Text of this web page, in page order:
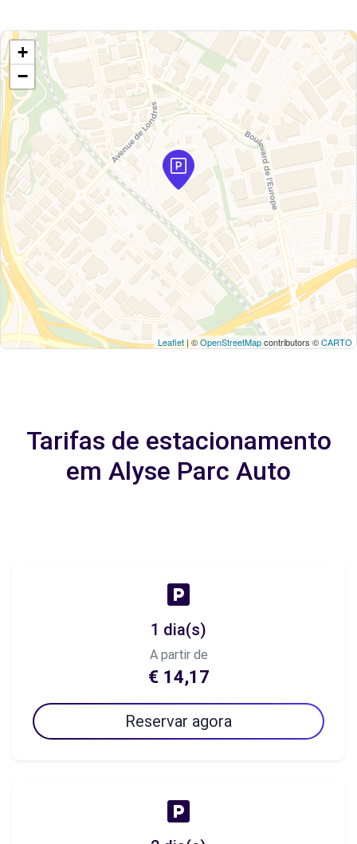
+
−
Leaflet| ©OpenStreetMapcontributors ©CARTO
Tarifas de estacionamento
em Alyse Parc Auto
1 dia(s)
A partir de
€ 14,17
Reservar agora